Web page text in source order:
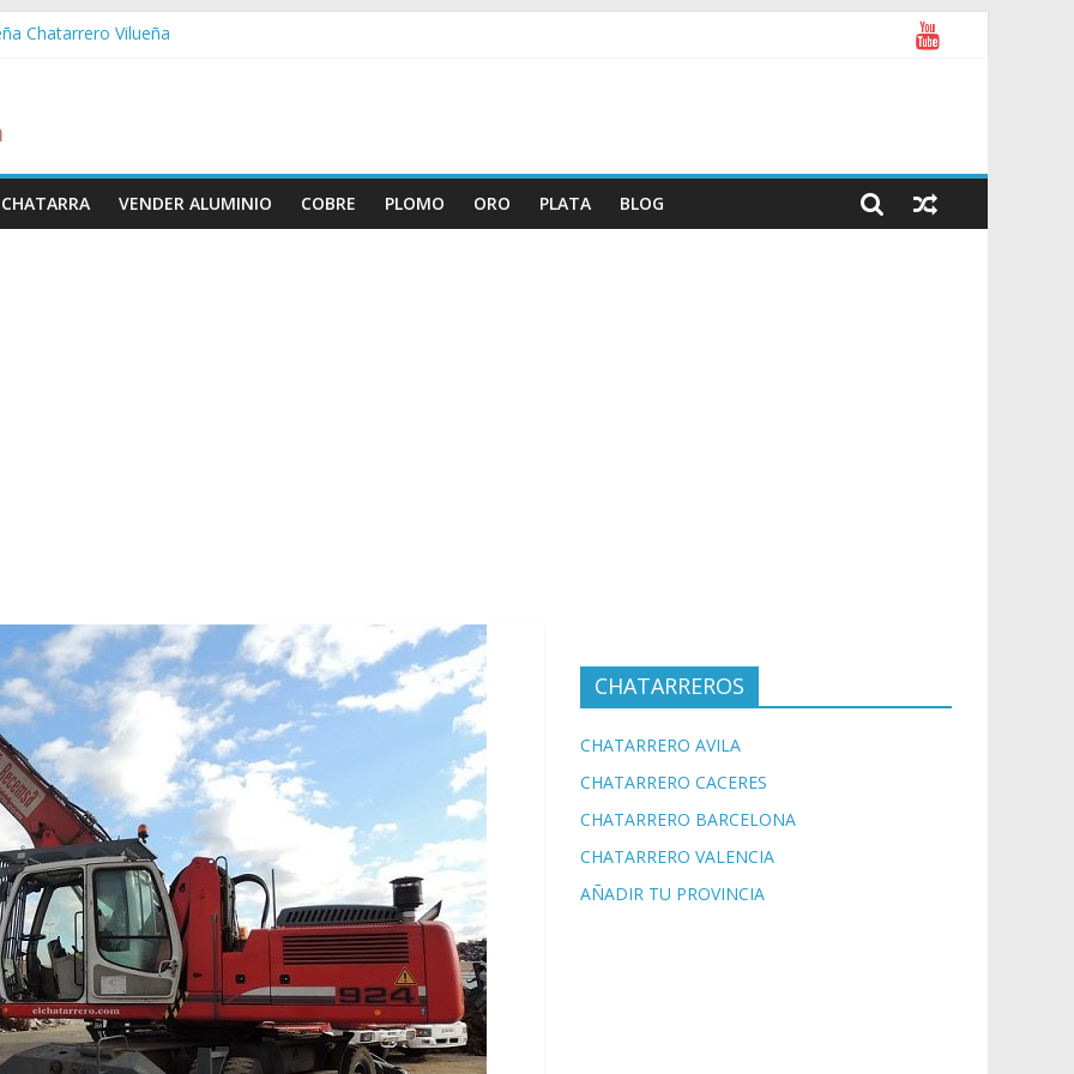
Chatarrero Vilueña
Chatarrero Zaida
Chatarrero Vistabella
VENDER ALUMINIO COBRE PLOMO ORO PLATA BLOG
CHATARREROS
CHATARRERO AVILA
CHATARRERO CACERES
CHATARRERO BARCELONA
CHATARRERO VALENCIA
AÑADIR TU PROVINCIA